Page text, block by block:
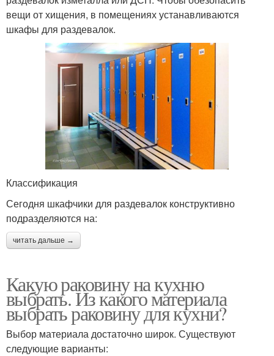
вещи от хищения, в помещениях устанавливаются
шкафы для раздевалок.
Классификация
Сегодня шкафчики для раздевалок конструктивно
подразделяются на:
читать дальше →
Какую раковину на кухню
выбрать. Из какого материала
выбрать раковину для кухни?
Выбор материала достаточно широк. Существуют
следующие варианты: